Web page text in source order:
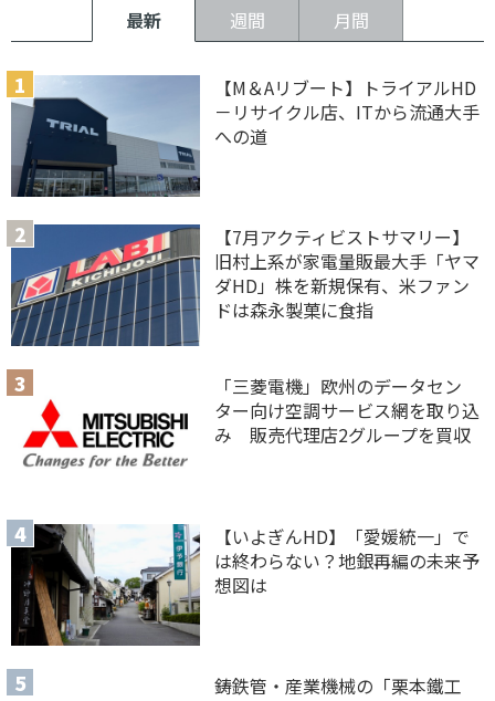
最新 週間 月間
【M＆Aリブート】トライアルHD
－リサイクル店、ITから流通大手
への道
【7月アクティビストサマリー】
旧村上系が家電量販最大手「ヤマ
ダHD」株を新規保有、米ファン
ドは森永製菓に食指
「三菱電機」欧州のデータセン
ター向け空調サービス網を取り込
み 販売代理店2グループを買収
【いよぎんHD】「愛媛統一」で
は終わらない？地銀再編の未来予
想図は
鋳鉄管・産業機械の「栗本鐵工